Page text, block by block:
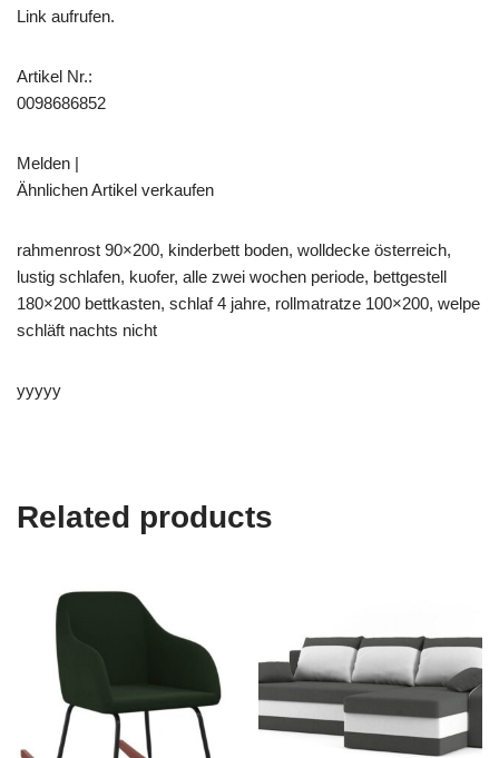
Link aufrufen.
Artikel Nr.:
0098686852
Melden |
Ähnlichen Artikel verkaufen
rahmenrost 90×200, kinderbett boden, wolldecke österreich,
lustig schlafen, kuofer, alle zwei wochen periode, bettgestell
180×200 bettkasten, schlaf 4 jahre, rollmatratze 100×200, welpe
schläft nachts nicht
yyyyy
Related products